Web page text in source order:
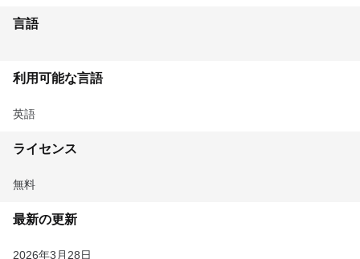
言語
利用可能な言語
英語
ライセンス
無料
最新の更新
2026年3月28日